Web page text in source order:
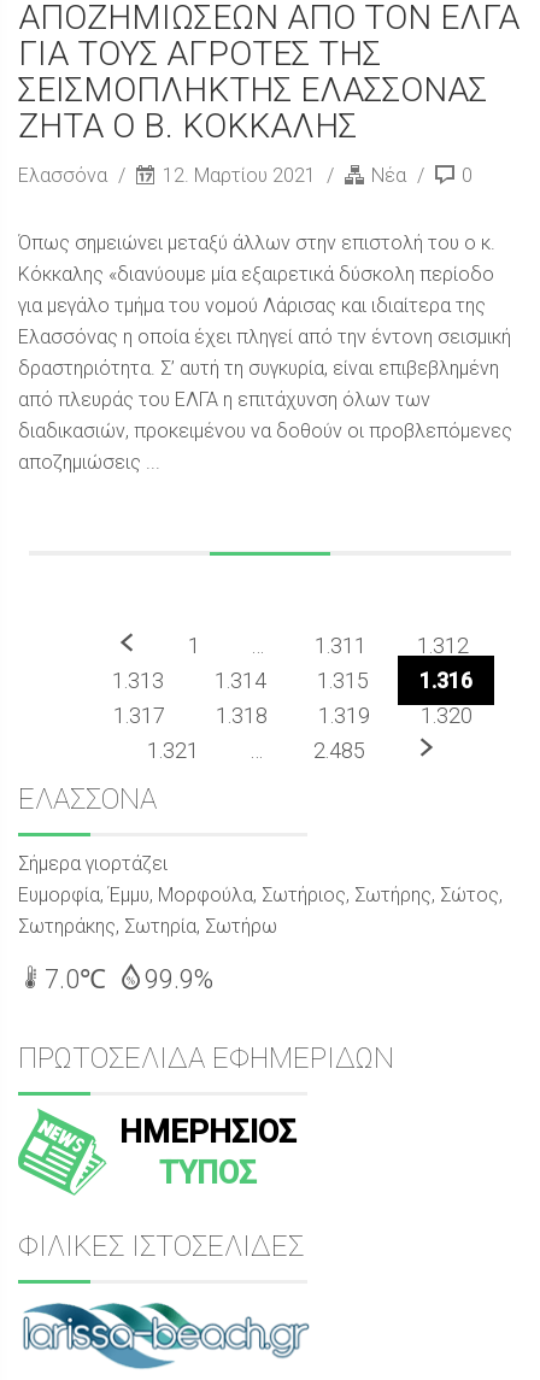
ΑΠΟΖΗΜΙΩΣΕΩΝ ΑΠΟ ΤΟΝ ΕΛΓΑ
ΓΙΑ ΤΟΥΣ ΑΓΡΟΤΕΣ ΤΗΣ
ΣΕΙΣΜΟΠΛΗΚΤΗΣ ΕΛΑΣΣΟΝΑΣ
ΖΗΤΑ Ο Β. ΚΟΚΚΑΛΗΣ
Ελασσόνα 12. Μαρτίου 2021 Νέα 0
Όπως σημειώνει μεταξύ άλλων στην επιστολή του ο κ.
Κόκκαλης «διανύουμε μία εξαιρετικά δύσκολη περίοδο
για μεγάλο τμήμα του νομού Λάρισας και ιδιαίτερα της
Ελασσόνας η οποία έχει πληγεί από την έντονη σεισμική
δραστηριότητα. Σ’ αυτή τη συγκυρία, είναι επιβεβλημένη
από πλευράς του ΕΛΓΑ η επιτάχυνση όλων των
διαδικασιών, προκειμένου να δοθούν οι προβλεπόμενες
αποζημιώσεις ...
Προηγούμενο
1 … 1.311
1.312
1.313
1.314 1.315
1.316
1.317
1.318 1.319
1.320
1.321
… 2.485 Επόμενο
Sidebar
ΕΛΑΣΣΟΝΑ
Σήμερα γιορτάζει
Ευμορφία, Έμμυ, Μορφούλα, Σωτήριος, Σωτήρης, Σώτος,
Σωτηράκης, Σωτηρία, Σωτήρω
7.0℃ 99.9%
ΠΡΩΤΟΣΕΛΙΔΑ ΕΦΗΜΕΡΙΔΩΝ
ΗΜΕΡΗΣΙΟΣ
ΤΥΠΟΣ
ΦΙΛΙΚΕΣ ΙΣΤΟΣΕΛΙΔΕΣ